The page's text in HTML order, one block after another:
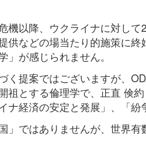
機以降、ウクライナに対し
供などの場当たり的施策に
」が感じられません。
く提案ではございますが、
祖とする倫理学で、正直 倹
ナ経済の安定と発展」、「
」ではありませんが、世界